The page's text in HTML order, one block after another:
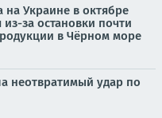
Украине в октябре
за остановки почти
в Чёрном море
неотвратимый удар по